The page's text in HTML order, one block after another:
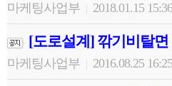
마케팅사업부 2018.01.15
[도로설계] 깎기비탈
마케팅사업부 2016.08.25 16:25